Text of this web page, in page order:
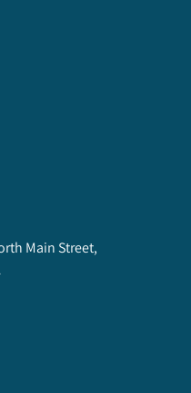
Main Street,